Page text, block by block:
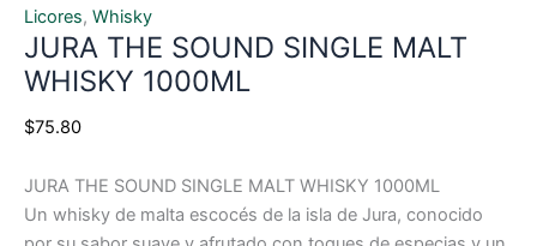
Licores, Whisky
JURA THE SOUND SINGLE MALT
WHISKY 1000ML
$75.80
JURA THE SOUND SINGLE MALT WHISKY 1000ML
Un whisky de malta escocés de la isla de Jura, conocido